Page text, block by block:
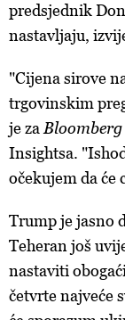
predsjednik
nastavljaju,
"Cijena sirove
trgovinskim
je za Bloomberg
Insightsa.
očekujem da će
Trump je jasno
Teheran još
nastaviti
četvrte najveće